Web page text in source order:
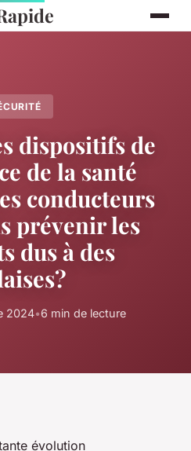
dispositifs de
de la santé
conducteurs
prévenir les
dus à des
2024•6 min de lecture
évolution